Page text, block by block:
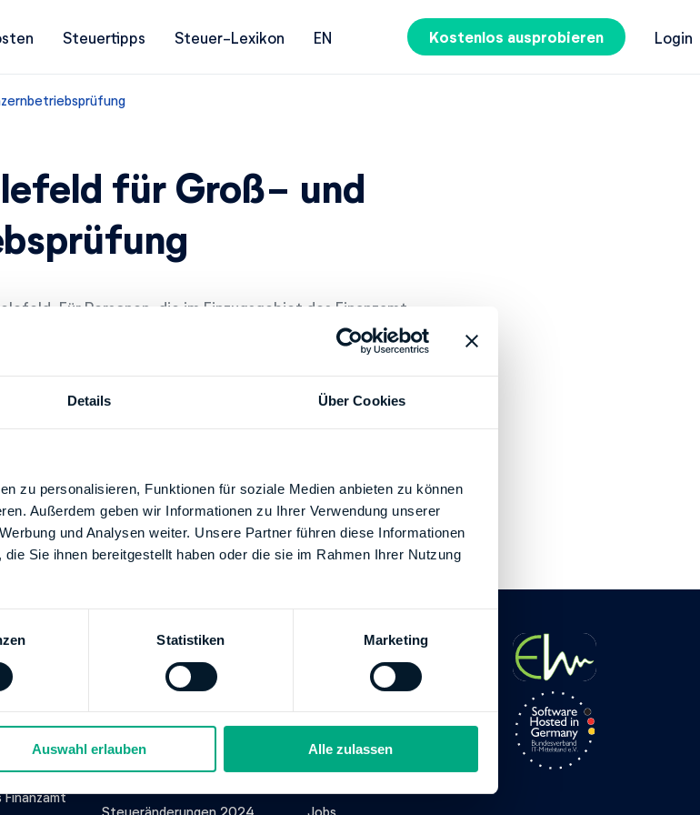
Details Über Cookies
zu personalisieren, Funktionen für soziale Medien anbieten zu können
Außerdem geben wir Informationen zu Ihrer Verwendung unserer
und Analysen weiter. Unsere Partner führen diese Informationen
Sie ihnen bereitgestellt haben oder die sie im Rahmen Ihrer Nutzung
Statistiken Marketing
Auswahl erlauben Alle zulassen
Steuertipps Steuer-Lexikon EN Kostenlos ausprobieren Login
für Groß- und
Für Personen, die im Einzugsgebiet des Finanzamt
wohnen, ist dieses Finanzamt zuständig.
2026
Finanzamt
Steuerthemen
Steuerklassen
Steuer-ID & Steuernummer
Lohnsteuerbescheinigung
Steueränderungen 2024
Unternehmen
Presse
Impressum
Jobs